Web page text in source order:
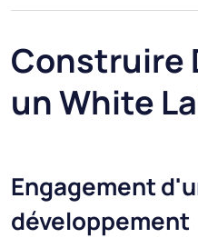
Construire
un White
Engagement
développement